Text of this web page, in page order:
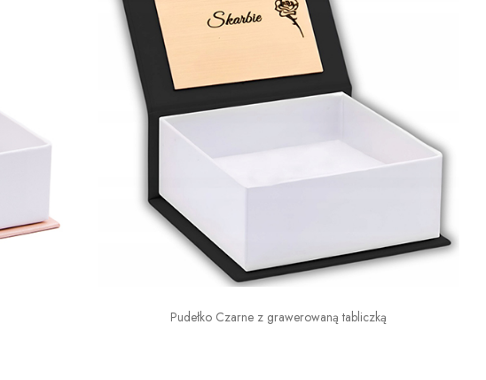
Pudełko Czarne z grawerowaną tabliczką